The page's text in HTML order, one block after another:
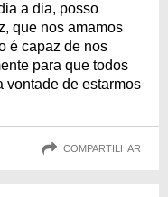
a dia, posso
que nos amamos
é capaz de nos
para que todos
vontade de estarmos
COMPARTILHAR